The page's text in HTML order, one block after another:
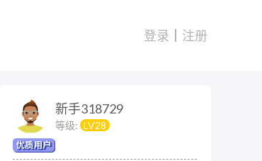
登录 注册
新手318729
等级: LV28